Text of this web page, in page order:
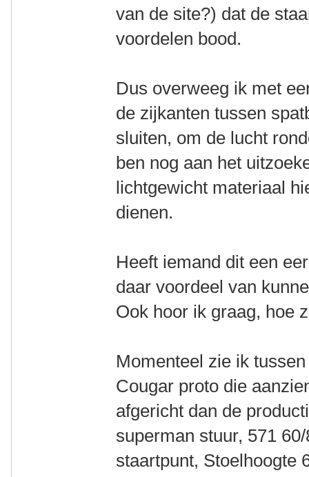
van de site?) dat de
voordelen bood.
Dus overweeg ik met
de zijkanten tussen
sluiten, om de lucht
ben nog aan het
lichtgewicht materiaal
dienen.
Heeft iemand dit een
daar voordeel van
Ook hoor ik graag, hoe
Momenteel zie ik
Cougar proto die
afgericht dan de
superman stuur, 571
staartpunt, Stoelhoogte